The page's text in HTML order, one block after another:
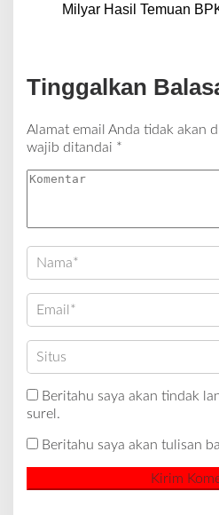
Milyar Hasil Temuan
Tinggalkan
Alamat email Anda tidak akan
wajib ditandai *
Beritahu saya akan tindak
surel.
Beritahu saya akan tulisan